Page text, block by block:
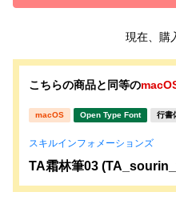
現在、購
こちらの商品と同等の
macOS Open Type Font 行書
スキルインフォメーションズ
TA霜林筆03